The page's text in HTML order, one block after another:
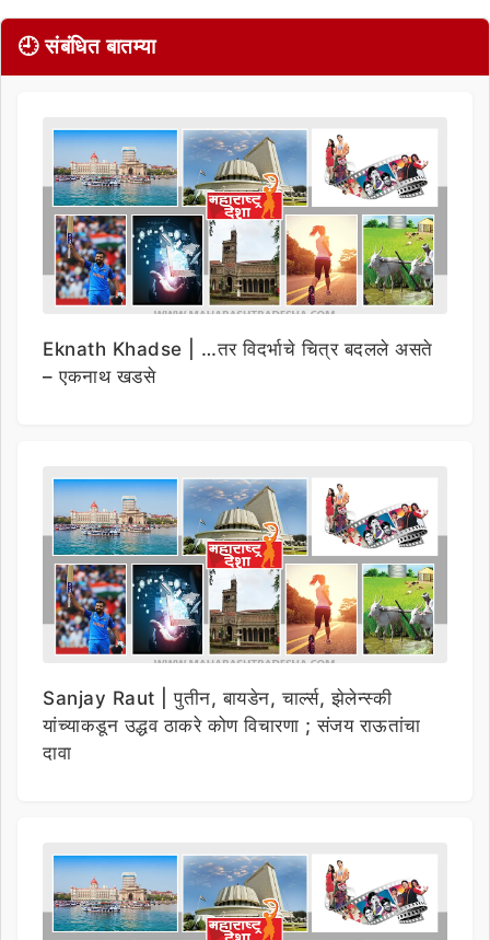
🕘 संबंधित बातम्या
Eknath Khadse | …तर विदर्भाचे चित्र बदलले असते
– एकनाथ खडसे
Sanjay Raut | पुतीन, बायडेन, चार्ल्स, झेलेन्स्की
यांच्याकडून उद्धव ठाकरे कोण विचारणा ; संजय राऊतांचा
दावा